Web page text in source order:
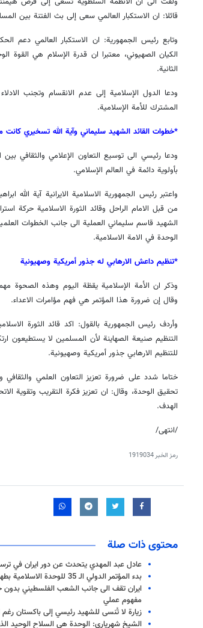
قائلا: ان الاستكبار العالمي سعى إلى بث الفتنة بين
وتابع رئيس الجمهورية: ان الاستكبار العالمي دعم
الكيان الصهيوني، معتبرا ان قدرة الإسلام هي القوة
الثانية.
ودعا الدول الإسلامية إلى عدم الانقسام وتجنب
المشترك للأمة الإسلامية.
*خطوات القائد الشهيد سليماني وآية الله تسخيري كانت
ودعا رئيسي الى توسيع التعاون الإعلامي والثقافي
بأولوية دائمة في العالم الإسلامي.
واعتبر رئيس الجمهورية الاسلامية الايرانية آية الله
من قبل الامام الراحل وقائد الثورة الاسلامية حركة
الشهيد قاسم سليماني العملية الى جانب الخطوات
الوحدة في الامة الاسلامية.
*تنظيم داعش الارهابي له جذور أمريكية وصهيونية
وذكر ان الأمة الإسلامية یقظة اليوم وهذه الصحوة
وقال إن ضرورة هذا المؤتمر هي فهم مؤامرات الاعداء.
وأردف رئيس الجمهورية بالقول: اکد قائد الثورة
التنظيم صنيعة الصهاينة لأن المسلمین لا یستطیعون
للتنظيم الارهابي جذور أمريكية وصهيونية.
ختاما شدد على ضرورة تعزیز التعاون العلمي
تحقیق الوحدة، وقال: ان تعزيز فكرة التقريب وتقوية
الهدف.
/انتهى/
رمز الخبر1919034
محتوى ذات صلة
عادل عبد المهدي يتحدث عن دور ايران في
بدء المؤتمر الدولي الـ 35 للوحدة الاسلامية بطهران/ بالصور
ايران تقف الى جانب الشعب الفلسطيني
مفهوم عملي
زيارة لا تُنسى للشهيد رئيسي إلى باكستان رغم
الشیخ شهرياري: الوحدة هي السلاح الوحيد